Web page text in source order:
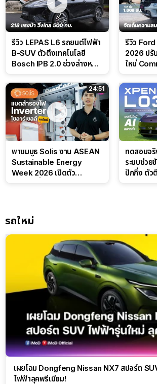
รีวิว LEPAS L6 รถยนต์ไฟฟ้า
B-SUV ตัวตึงเทคโนโลยี
Bosch IPB 2.0 ช่วงล่างหนึบ
รีวิว
2026 ปรั
ใหม่
24:51
พาชมบูธ Solis งาน ASEAN
Sustainable Energy
Week 2026 เปิดตัว
ทดสอบจ
ระบบช่วย
ปักกิ่ง ตัว
รถใหม่
เผยโฉม Dongfeng Nissan NX7 สปอร์ต
ไฟฟ้าลุคพรีเมียม!